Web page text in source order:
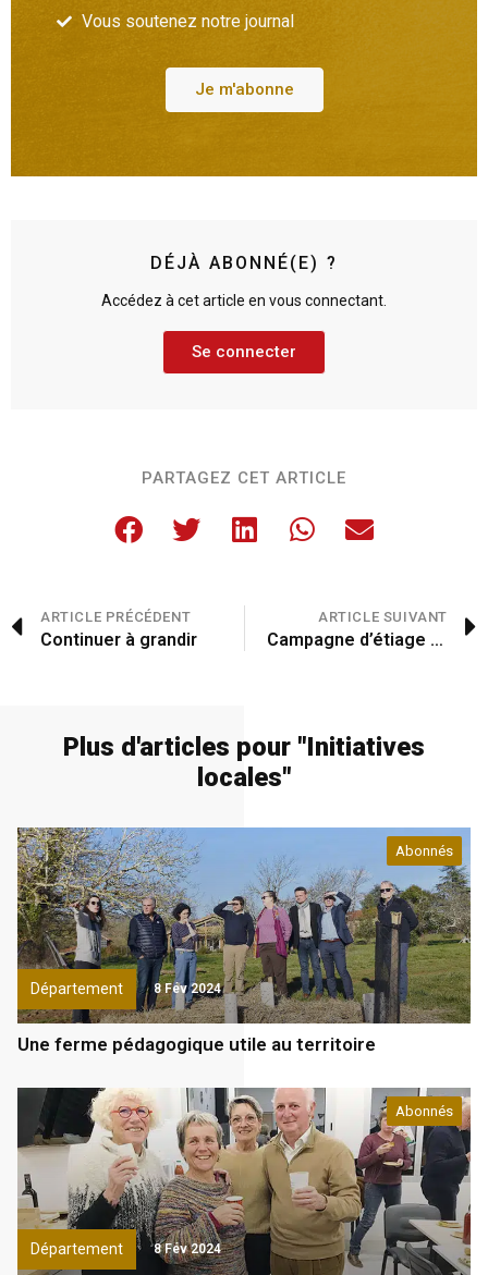
Vous soutenez notre journal
Je m'abonne
DÉJÀ ABONNÉ(E) ?
Accédez à cet article en vous connectant.
Se connecter
PARTAGEZ CET ARTICLE
ARTICLE PRÉCÉDENT
Continuer à grandir
ARTICLE SUIVANT
Campagne d’étiage estival 2023
Plus d'articles pour "Initiatives
locales"
Département
Abonnés
8 Fév 2024
Une ferme pédagogique utile au territoire
Département
Abonnés
8 Fév 2024